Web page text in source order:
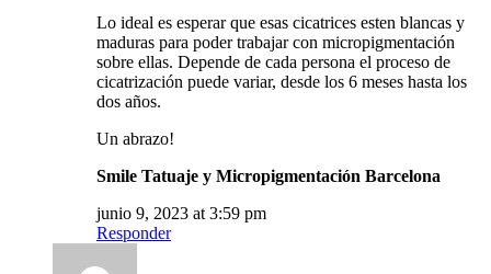
Lo ideal es esperar que esas cicatrices esten blancas y
maduras para poder trabajar con micropigmentación
sobre ellas. Depende de cada persona el proceso de
cicatrización puede variar, desde los 6 meses hasta los
dos años.
Un abrazo!
Smile Tatuaje y Micropigmentación Barcelona
junio 9, 2023 at 3:59 pm
Responder